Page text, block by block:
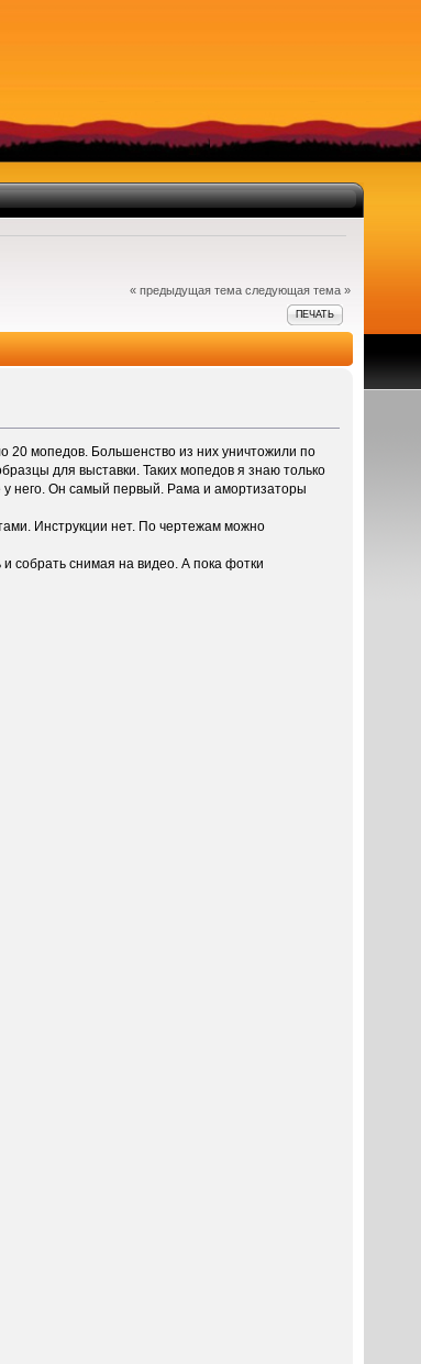
« предыдущая тема следующая тема »
ПЕЧАТЬ
20 мопедов. Большенство из них уничтожили по
для выставки. Таких мопедов я знаю только
у него. Он самый первый. Рама и амортизаторы
Инструкции нет. По чертежам можно
собрать снимая на видео. А пока фотки